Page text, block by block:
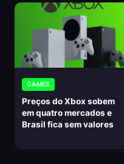
GAMES
Preços do Xbox sobem
em quatro mercados e
Brasil fica sem valores